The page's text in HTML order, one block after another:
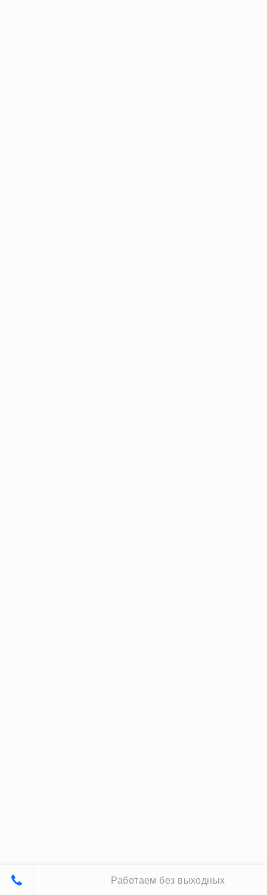
Работаем без выходных